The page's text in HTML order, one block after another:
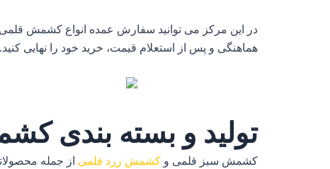
در این مرکز می توانید سفارش عمده انواع کشمش قلمی
هماهنگی و پس از استعلام قیمت، خرید خود را نهایی کنید.
تولید و بسته بندی
کشمش سبز قلمی و کشمش زرد قلمی از جمله